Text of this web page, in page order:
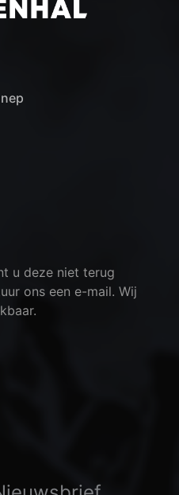
u deze niet terug
ons een e-mail. Wij